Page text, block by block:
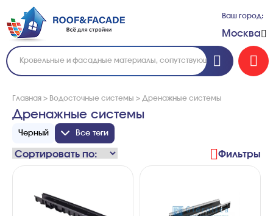
Ваш город:
Москва
Главная > Водосточные системы > Дренажные системы
Дренажные системы
Черный Все теги
Фильтры